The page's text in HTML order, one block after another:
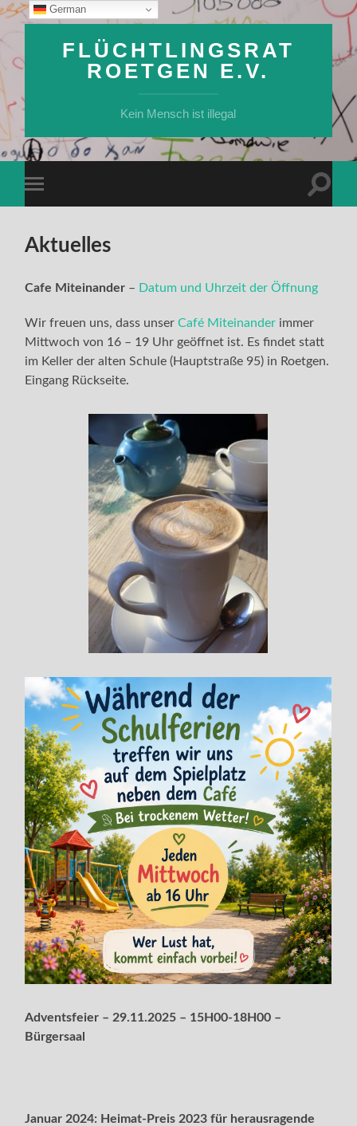
FLÜCHTLINGSRAT
ROETGEN E.V.
Kein Mensch ist illegal
Menü
Aktuelles
Cafe Miteinander – Datum und Uhrzeit der Öffnung
Wir freuen uns, dass unserCafé Miteinander immer
Mittwoch von 16 – 19 Uhr geöffnet ist. Es findet statt
im Keller der alten Schule (Hauptstraße 95) in Roetgen.
Eingang Rückseite.
Adventsfeier – 29.11.2025 – 15H00-18H00 –
Bürgersaal
Januar 2024: Heimat-Preis 2023 für herausragende
German